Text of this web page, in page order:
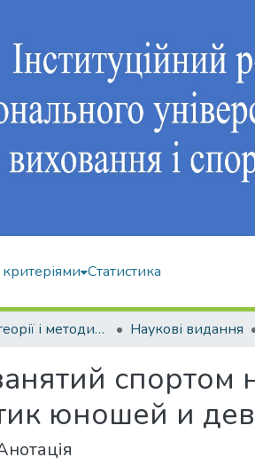
Статистика
Кафедра теорії і методики фізичного виховання Наукові видання
юношей и